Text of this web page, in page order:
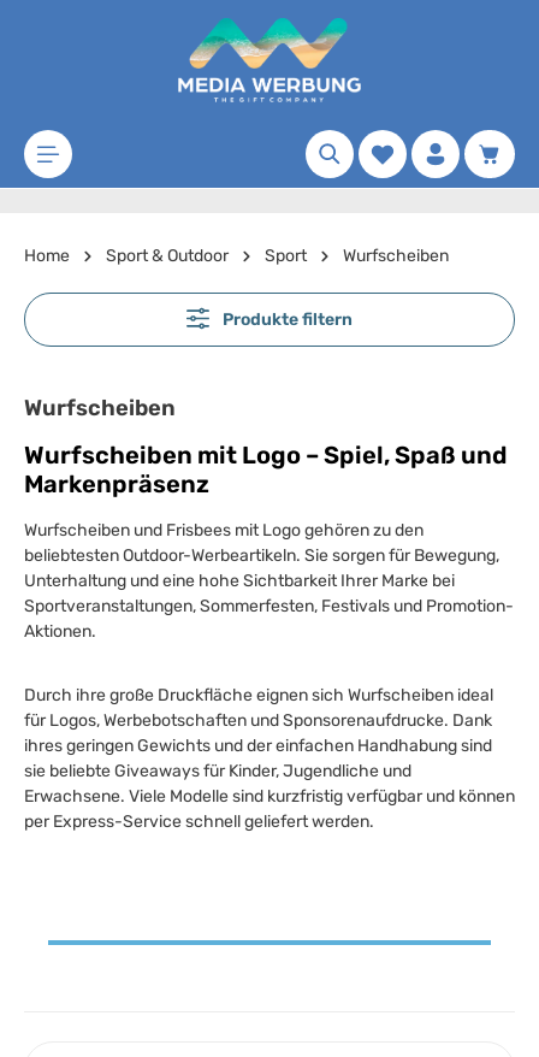
Zum Hauptinhalt springen
Merkzettel
Home Sport & Outdoor Sport Wurfscheiben
Produkte filtern
Wurfscheiben
Wurfscheiben mit Logo – Spiel, Spaß und
Markenpräsenz
Wurfscheiben und Frisbees mit Logo gehören zu den
beliebtesten Outdoor-Werbeartikeln. Sie sorgen für Bewegung,
Unterhaltung und eine hohe Sichtbarkeit Ihrer Marke bei
Sportveranstaltungen, Sommerfesten, Festivals und Promotion-
Aktionen.
Durch ihre große Druckfläche eignen sich Wurfscheiben ideal
für Logos, Werbebotschaften und Sponsorenaufdrucke. Dank
ihres geringen Gewichts und der einfachen Handhabung sind
sie beliebte Giveaways für Kinder, Jugendliche und
Erwachsene. Viele Modelle sind kurzfristig verfügbar und können
per Express-Service schnell geliefert werden.